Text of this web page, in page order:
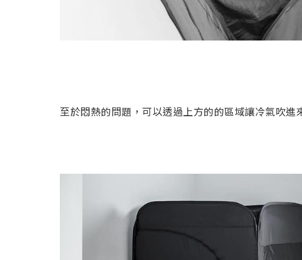
至於悶熱的問題，可以透過上方的的區域讓冷氣吹進